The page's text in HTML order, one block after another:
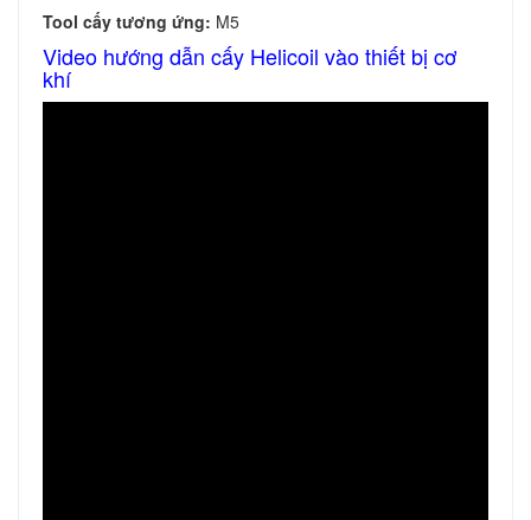
Tool cấy tương ứng: M5
Video hướng dẫn cấy Helicoil vào thiết bị cơ
khí